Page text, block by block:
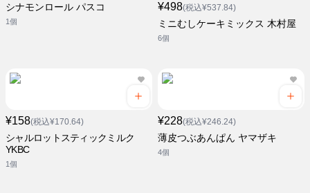
シナモンロール パスコ
1個
¥498(税込¥537.84)
ミニむしケーキミックス 木村屋
6個
¥158(税込¥170.64)
シャルロットスティックミルク
YKBC
1個
¥228(税込¥246.24)
薄皮つぶあんぱん ヤマザキ
4個